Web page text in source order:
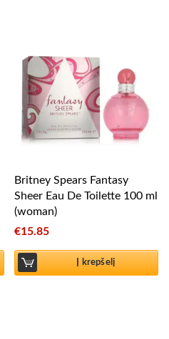
Britney Spears Fantasy
Sheer Eau De Toilette 100 ml
(woman)
€15.85
Į krepšelį